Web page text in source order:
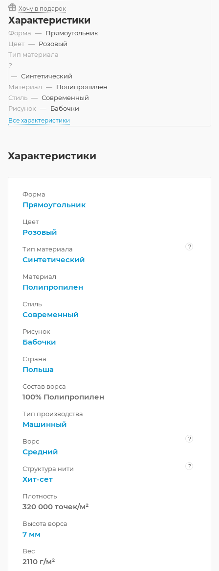
Хочу в подарок
Характеристики
Форма — Прямоугольник
Цвет — Розовый
Тип материала
?
— Синтетический
Материал — Полипропилен
Стиль — Современный
Рисунок — Бабочки
Все характеристики
Характеристики
Форма
Прямоугольник
Цвет
Розовый
Тип материала ?
Синтетический
Материал
Полипропилен
Стиль
Современный
Рисунок
Бабочки
Страна
Польша
Состав ворса
100% Полипропилен
Тип производства
Машинный
Ворс ?
Средний
Структура нити ?
Хит-сет
Плотность
320 000 точек/м²
Высота ворса
7 мм
Вес
2110 г/м²